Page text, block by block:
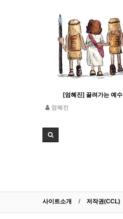
[엄혜진] 끌려가는 예수
엄혜진
사이트소개 저작권(CCL)